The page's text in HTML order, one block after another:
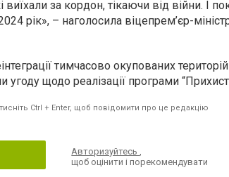
за кордон, тікаючи від війни. І
рік», – наголосила віцепрем’єр-
тимчасово окупованих
щодо реалізації програми
Ctrl + Enter, щоб повідомити про це редакцію
Авторизуйтесь,
щоб оцінити і порекомендувати